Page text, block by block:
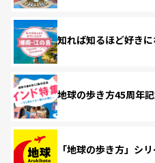
知れば知るほど好き
地球の歩き方45周年
「地球の歩き方」シ